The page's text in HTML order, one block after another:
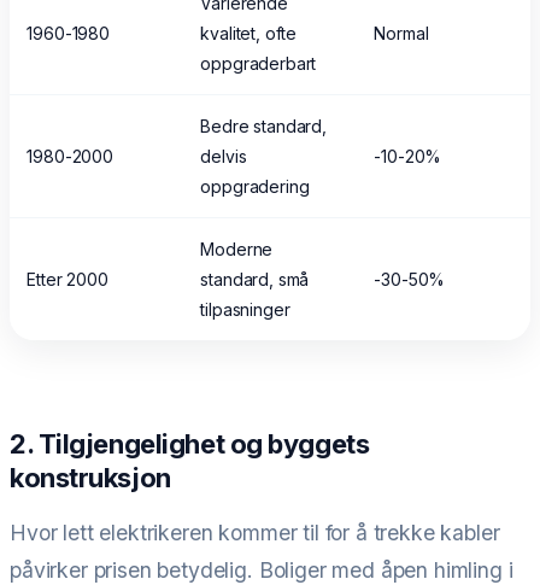
1960-1980
kvalitet, ofte
oppgraderbart
Normal
1980-2000
Bedre standard,
delvis
oppgradering
-10-20%
Etter 2000
Moderne
standard, små
tilpasninger
-30-50%
2. Tilgjengelighet og byggets
konstruksjon
Hvor lett elektrikeren kommer til for å trekke kabler
påvirker prisen betydelig. Boliger med åpen himling i